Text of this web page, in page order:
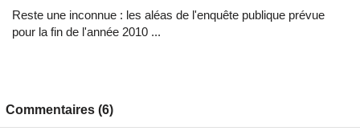
Reste une inconnue : les aléas de l'enquête publique prévue
pour la fin de l'année 2010 ...
Commentaires (6)